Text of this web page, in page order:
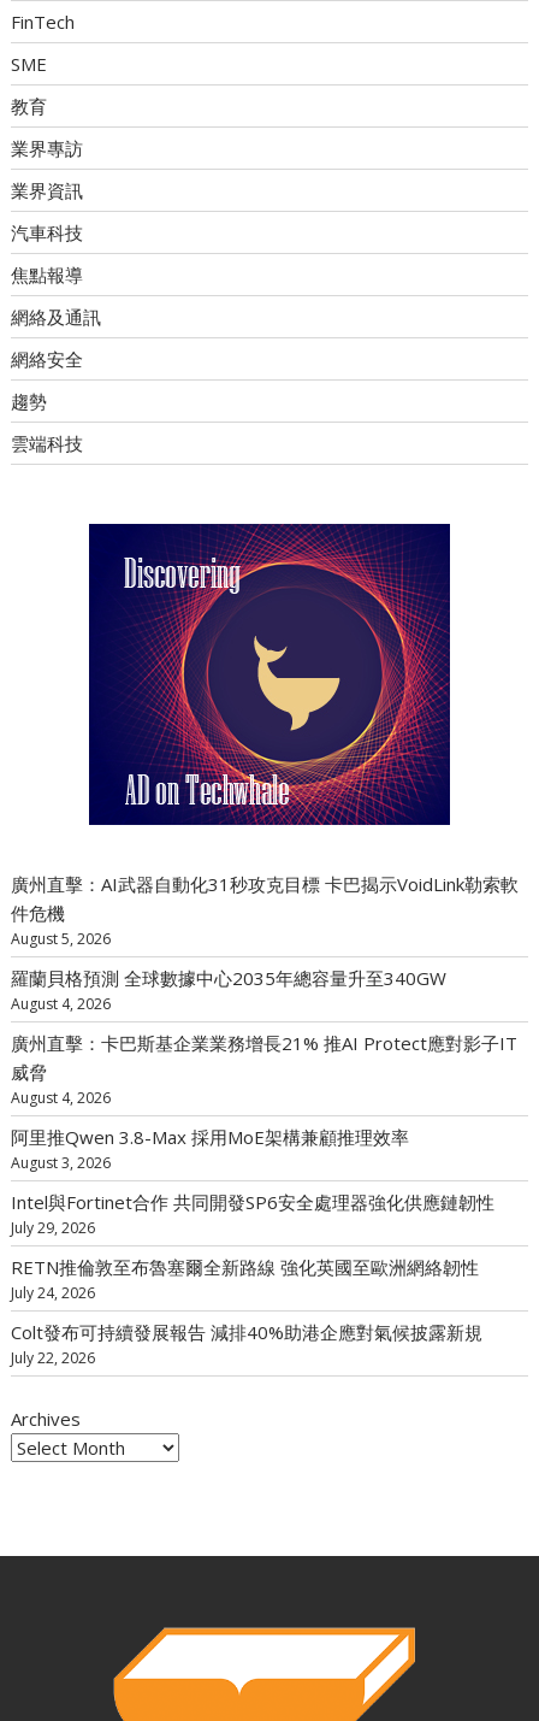
FinTech
SME
教育
業界專訪
業界資訊
汽車科技
焦點報導
網絡及通訊
網絡安全
趨勢
雲端科技
廣州直擊：AI武器自動化31秒攻克目標 卡巴揭示VoidLink勒索軟
件危機
August 5, 2026
羅蘭貝格預測 全球數據中心2035年總容量升至340GW
August 4, 2026
廣州直擊：卡巴斯基企業業務增長21% 推AI Protect應對影子IT
威脅
August 4, 2026
阿里推Qwen 3.8-Max 採用MoE架構兼顧推理效率
August 3, 2026
Intel與Fortinet合作 共同開發SP6安全處理器強化供應鏈韌性
July 29, 2026
RETN推倫敦至布魯塞爾全新路線 強化英國至歐洲網絡韌性
July 24, 2026
Colt發布可持續發展報告 減排40%助港企應對氣候披露新規
July 22, 2026
Archives